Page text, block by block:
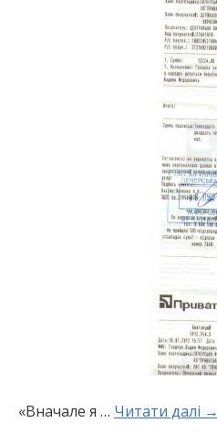
«Вначале я … Читати далі →